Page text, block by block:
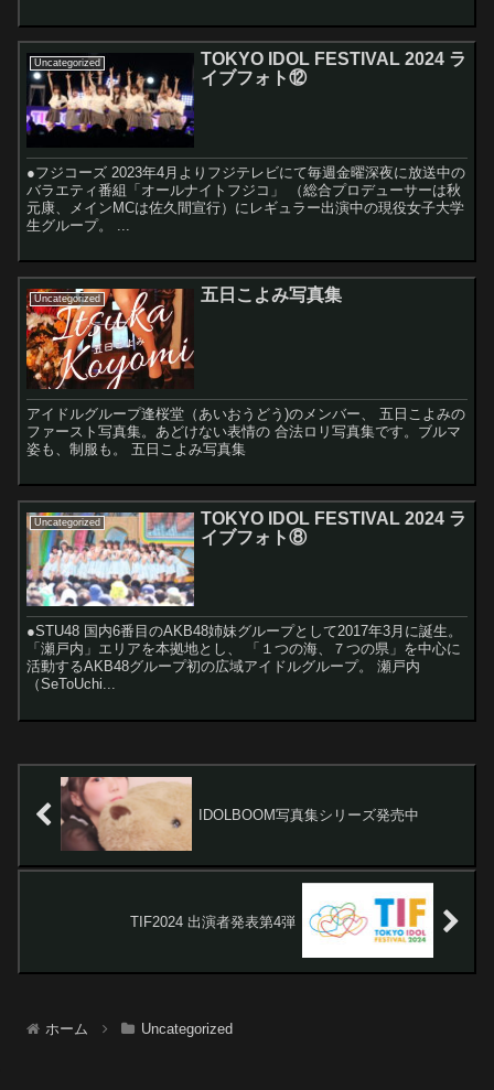
Uncategorized
TOKYO IDOL FESTIVAL 2024 ラ
イブフォト⑫
●フジコーズ 2023年4月よりフジテレビにて毎週金曜深夜に放送中の
バラエティ番組「オールナイトフジコ」 （総合プロデューサーは秋
元康、メインMCは佐久間宣行）にレギュラー出演中の現役女子大学
生グループ。 ...
Uncategorized 五日こよみ写真集
アイドルグループ逢桜堂（あいおうどう)のメンバー、 五日こよみの
ファースト写真集。あどけない表情の 合法ロリ写真集です。ブルマ
姿も、制服も。 五日こよみ写真集
Uncategorized
TOKYO IDOL FESTIVAL 2024 ラ
イブフォト⑧
●STU48 国内6番目のAKB48姉妹グループとして2017年3月に誕生。
「瀬戸内」エリアを本拠地とし、 「１つの海、７つの県」を中心に
活動するAKB48グループ初の広域アイドルグループ。 瀬戸内
（SeToUchi...
IDOLBOOM写真集シリーズ発売中
TIF2024 出演者発表第4弾
ホーム Uncategorized